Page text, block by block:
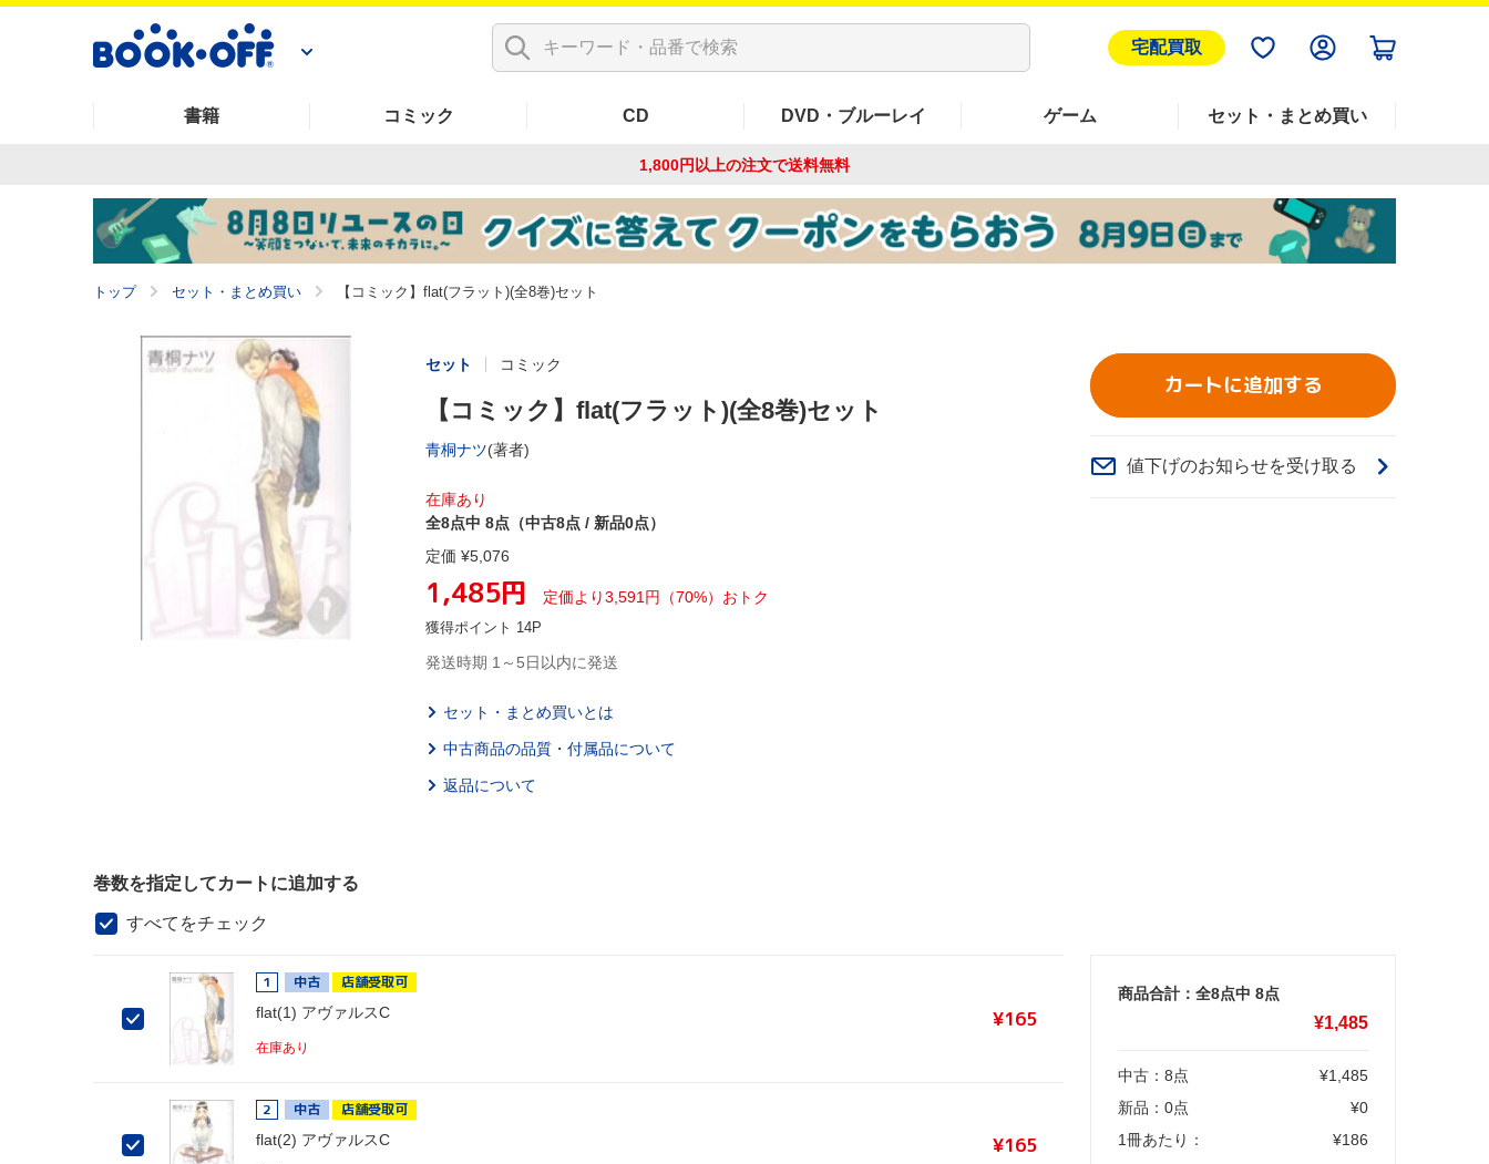
宅配買取
書籍 コミック CD DVD・ブルーレイ ゲーム セット・まとめ買い
1,800円以上の注文で送料無料
トップ セット・まとめ買い 【コミック】flat(フラット)(全8巻)セット
セット コミック
【コミック】flat(フラット)(全8巻)セット
青桐ナツ(著者)
在庫あり
全8点中 8点（中古8点 / 新品0点）
定価 ¥5,076
1,485円 定価より3,591 円 （70%） おトク
獲得ポイント 14P
発送時期 1～5日以内に発送
セット・まとめ買いとは
中古商品の品質・付属品について
返品について
カートに追加する
値下げのお知らせを受け取る
巻数を指定してカートに追加する
すべてをチェック
1 中古 店舗受取可
flat(1) アヴァルスC
在庫あり
¥165
2 中古 店舗受取可
flat(2) アヴァルスC ¥165
商品合計：全8点中 8点
¥1,485
中古： 8点 ¥1,485
新品： 0点 ¥0
1冊あたり：
¥186